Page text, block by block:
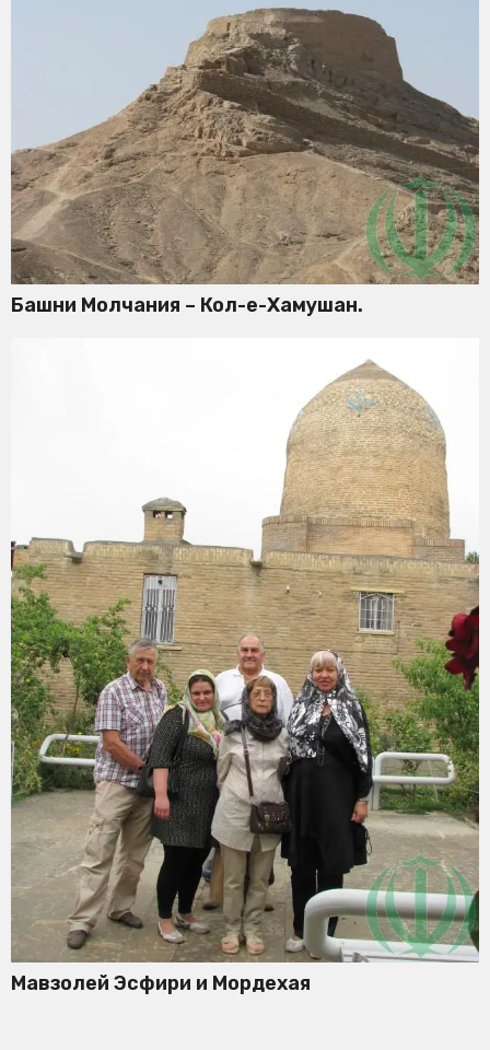
Башни Молчания – Кол-е-Хамушан.
Мавзолей Эсфири и Мордехая